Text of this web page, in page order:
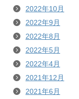
2022年10月
2022年9月
2022年8月
2022年5月
2022年4月
2021年12月
2021年6月